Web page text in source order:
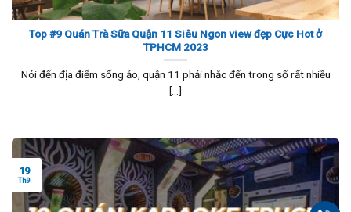
Top #9 Quán Trà Sữa Quận 11 Siêu Ngon view đẹp Cực Hot ở
TPHCM 2023
Nói đến địa điểm sống ảo, quận 11 phải nhắc đến trong số rất nhiều
[...]
19
Th9